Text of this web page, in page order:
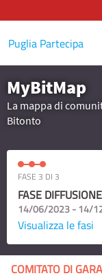
Puglia Partecipa
MyBitMap
La mappa di
Bitonto
FASE 3 DI 3
FASE
14/06/2023 - 14/
Visualizza le fasi
COMITATO DI